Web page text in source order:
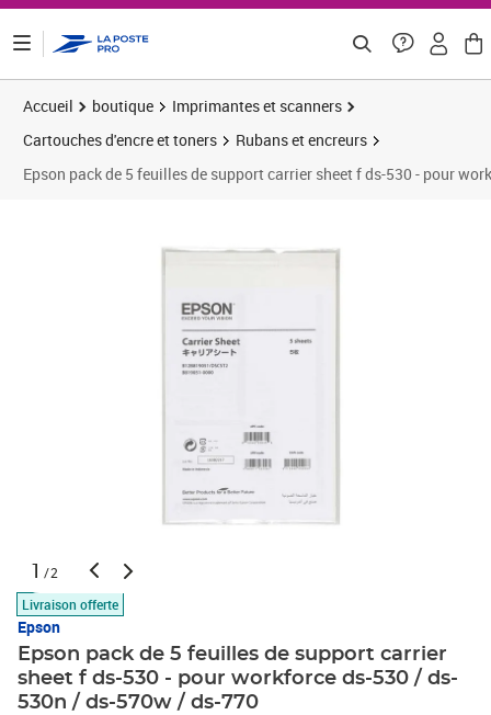
Accueil boutique
Imprimantes et scanners
Cartouches d'encre et toners
Rubans et encreurs
Epson pack de 5 feuilles de support carrier sheet f ds-530 - pour
1 /2
Livraison offerte
Epson
Epson pack de 5 feuilles de support carrier
sheet f ds-530 - pour workforce ds-530 / ds-
530n / ds-570w / ds-770